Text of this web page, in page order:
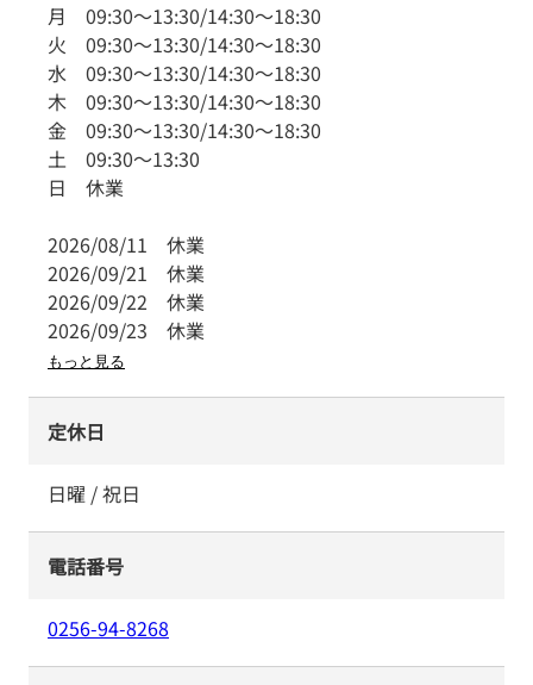
月 09:30～13:30/14:30～18:30
火 09:30～13:30/14:30～18:30
水 09:30～13:30/14:30～18:30
木 09:30～13:30/14:30～18:30
金 09:30～13:30/14:30～18:30
土 09:30～13:30
日 休業
2026/08/11 休業
2026/09/21 休業
2026/09/22 休業
2026/09/23 休業
もっと見る
定休日
日曜 / 祝日
電話番号
0256-94-8268